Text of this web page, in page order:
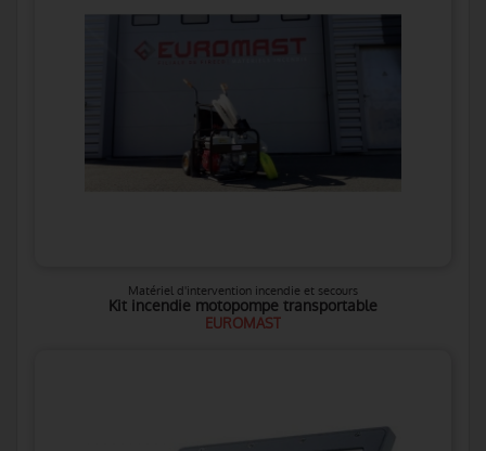
Matériel d'intervention incendie et secours
Kit incendie motopompe transportable
EUROMAST